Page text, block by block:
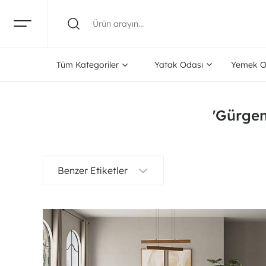
Tüm Kategoriler Yatak Odası Yemek
Benzer Etiketler